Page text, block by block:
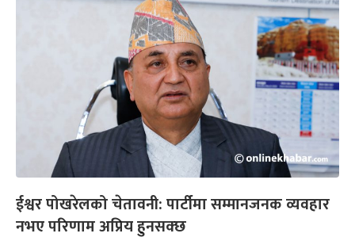
ईश्वर पोखरेलको चेतावनी: पार्टीमा सम्मानजनक व्यवहार
नभए परिणाम अप्रिय हुनसक्छ